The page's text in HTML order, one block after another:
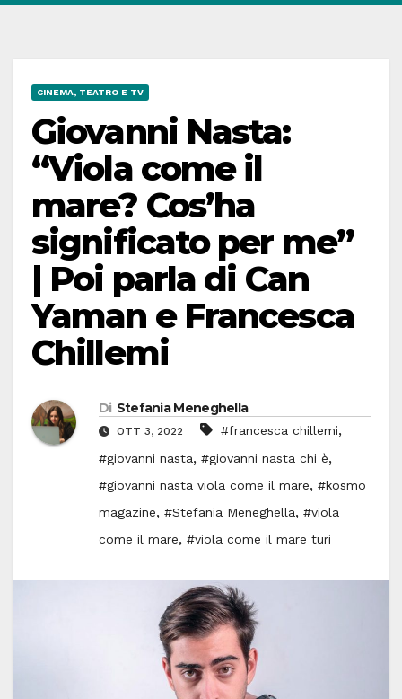
CINEMA, TEATRO E TV
Giovanni Nasta:
“Viola come il
mare? Cos’ha
significato per me”
| Poi parla di Can
Yaman e Francesca
Chillemi
Di Stefania Meneghella
OTT 3, 2022 #francesca chillemi,
#giovanni nasta, #giovanni nasta chi è,
#giovanni nasta viola come il mare, #kosmo
magazine, #Stefania Meneghella, #viola
come il mare, #viola come il mare turi